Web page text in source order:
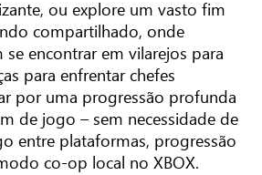
ou explore um vasto fim
compartilhado, onde
encontrar em vilarejos para
para enfrentar chefes
por uma progressão profunda
de jogo – sem necessidade de
entre plataformas, progressão
co-op local no XBOX.